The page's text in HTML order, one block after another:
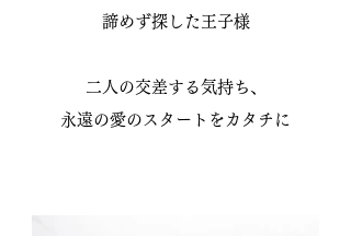
諦めず探した王子様
二人の交差する気持ち、
​永遠の愛のスタートをカタチに